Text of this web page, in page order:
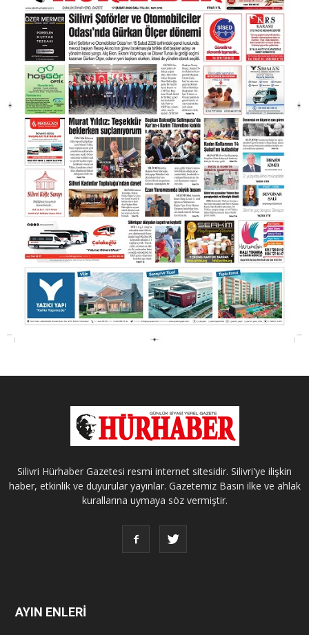
Silivri Hürhaber Gazetesi resmi internet sitesidir. Silivri'ye ilişkin
haber, etkinlik ve duyurular yayınlar. Gazetemiz Basın ilke ve ahlak
kurallarına uymaya söz vermiştir.
AYIN ENLERİ